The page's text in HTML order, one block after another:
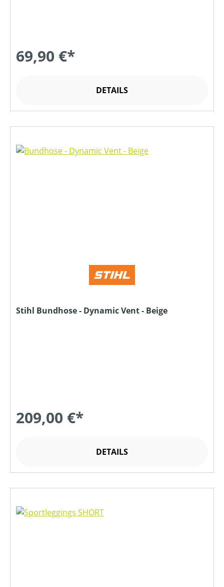
69,90 €*
DETAILS
Stihl Bundhose - Dynamic Vent - Beige
209,00 €*
DETAILS